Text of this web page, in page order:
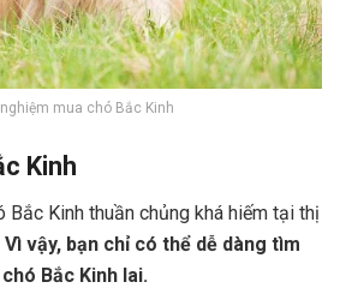
mua chó Bắc Kinh
Kinh
Bắc Kinh thuần chủng khá hiếm tại thị
Vì vậy, bạn chỉ có thể dễ dàng tìm
Bắc Kinh lai.